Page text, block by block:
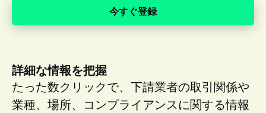
今すぐ登録
詳細な情報を把握
たった数クリックで、下請業者の取引関係や
業種、場所、コンプライアンスに関する情報